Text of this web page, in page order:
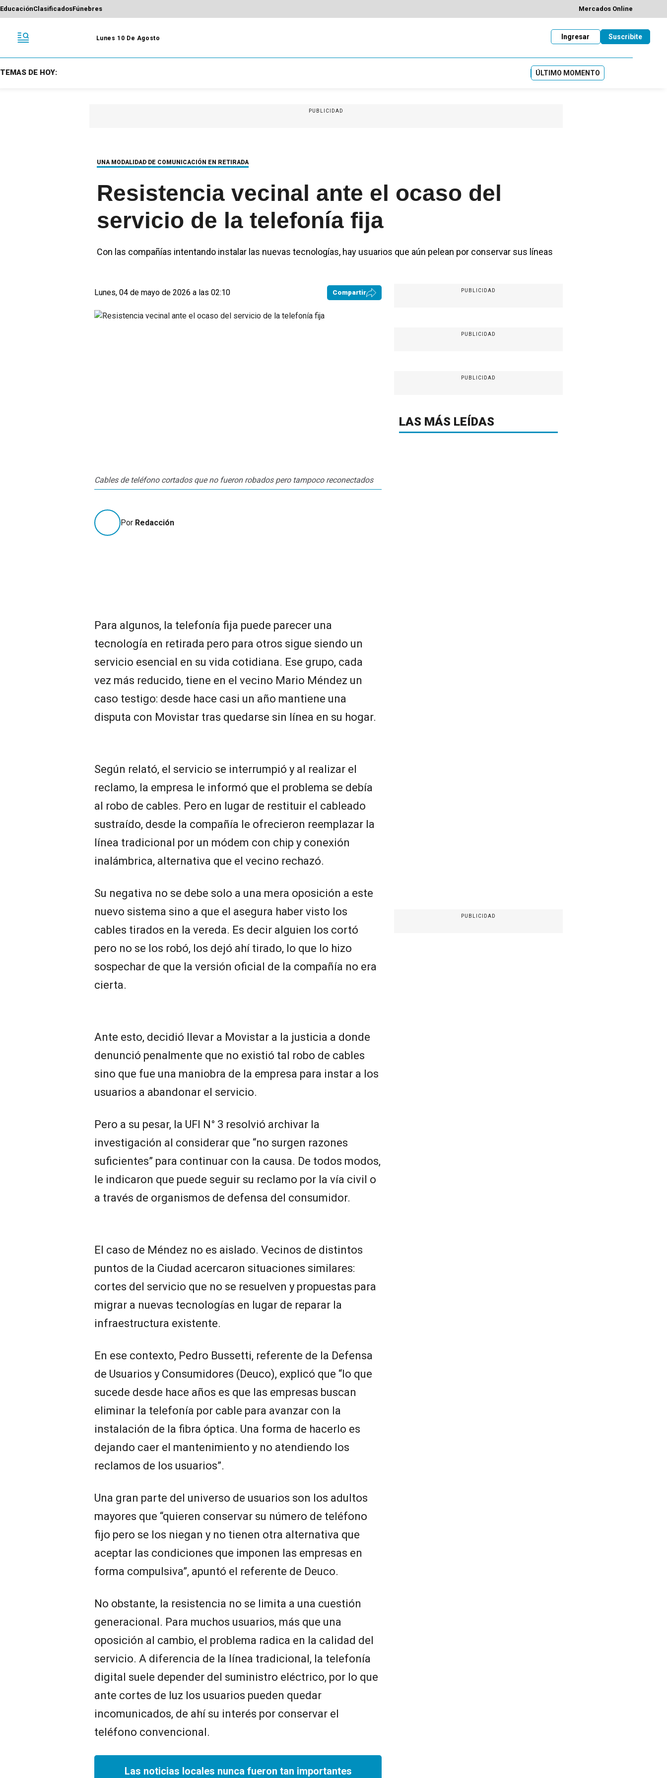
EducaciónClasificadosFúnebres Mercados Online
Lunes 10 De Agosto Suscribite
Ingresar
TEMAS DE HOY: ÚLTIMO MOMENTO
PUBLICIDAD
UNA MODALIDAD DE COMUNICACIÓN EN RETIRADA
Resistencia vecinal ante el ocaso del
servicio de la telefonía fija
Con las compañías intentando instalar las nuevas tecnologías, hay usuarios que aún pelean por conservar sus líneas
Lunes, 04 de mayo de 2026 a las 02:10 Compartir
Cables de teléfono cortados que no fueron robados pero tampoco reconectados
Por Redacción
Para algunos, la telefonía fija puede parecer una
tecnología en retirada pero para otros sigue siendo un
servicio esencial en su vida cotidiana. Ese grupo, cada
vez más reducido, tiene en el vecino Mario Méndez un
caso testigo: desde hace casi un año mantiene una
disputa con Movistar tras quedarse sin línea en su hogar.
Según relató, el servicio se interrumpió y al realizar el
reclamo, la empresa le informó que el problema se debía
al robo de cables. Pero en lugar de restituir el cableado
sustraído, desde la compañía le ofrecieron reemplazar la
línea tradicional por un módem con chip y conexión
inalámbrica, alternativa que el vecino rechazó.
Su negativa no se debe solo a una mera oposición a este
nuevo sistema sino a que el asegura haber visto los
cables tirados en la vereda. Es decir alguien los cortó
pero no se los robó, los dejó ahí tirado, lo que lo hizo
sospechar de que la versión oficial de la compañía no era
cierta.
Ante esto, decidió llevar a Movistar a la justicia a donde
denunció penalmente que no existió tal robo de cables
sino que fue una maniobra de la empresa para instar a los
usuarios a abandonar el servicio.
Pero a su pesar, la UFI N° 3 resolvió archivar la
investigación al considerar que “no surgen razones
suficientes” para continuar con la causa. De todos modos,
le indicaron que puede seguir su reclamo por la vía civil o
a través de organismos de defensa del consumidor.
El caso de Méndez no es aislado. Vecinos de distintos
puntos de la Ciudad acercaron situaciones similares:
cortes del servicio que no se resuelven y propuestas para
migrar a nuevas tecnologías en lugar de reparar la
infraestructura existente.
En ese contexto, Pedro Bussetti, referente de la Defensa
de Usuarios y Consumidores (Deuco), explicó que “lo que
sucede desde hace años es que las empresas buscan
eliminar la telefonía por cable para avanzar con la
instalación de la fibra óptica. Una forma de hacerlo es
dejando caer el mantenimiento y no atendiendo los
reclamos de los usuarios”.
Una gran parte del universo de usuarios son los adultos
mayores que “quieren conservar su número de teléfono
fijo pero se los niegan y no tienen otra alternativa que
aceptar las condiciones que imponen las empresas en
forma compulsiva”, apuntó el referente de Deuco.
No obstante, la resistencia no se limita a una cuestión
generacional. Para muchos usuarios, más que una
oposición al cambio, el problema radica en la calidad del
servicio. A diferencia de la línea tradicional, la telefonía
digital suele depender del suministro eléctrico, por lo que
ante cortes de luz los usuarios pueden quedar
incomunicados, de ahí su interés por conservar el
teléfono convencional.
Las noticias locales nunca fueron tan importantes
PUBLICIDAD
PUBLICIDAD
PUBLICIDAD
LAS MÁS LEÍDAS
PUBLICIDAD